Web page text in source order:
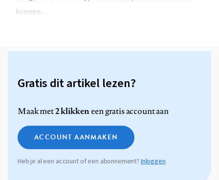
kunnen…
Gratis dit artikel lezen?
Maak met2 klikkeneen gratis account aan
ACCOUNT AANMAKEN
Heb je al een account of een abonnement? Inloggen